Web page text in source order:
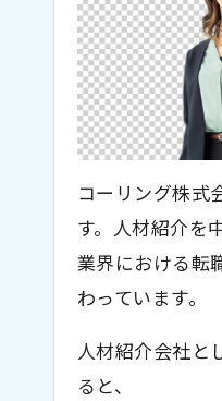
コーリング株式
す。人材紹介を
業界における転
わっています。
人材紹介会社と
ると、